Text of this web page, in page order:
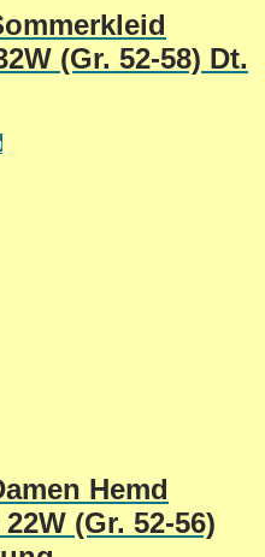
(Gr. 52-58) Dt.
Hemd
(Gr. 52-56)